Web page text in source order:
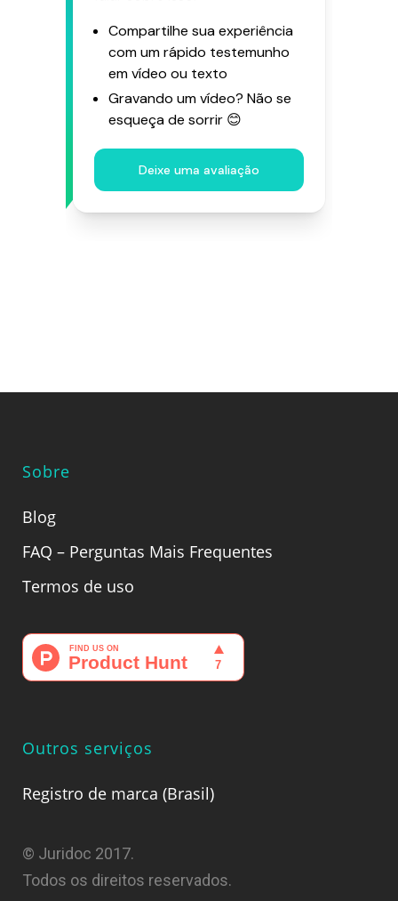
Sobre
Blog
FAQ – Perguntas Mais Frequentes
Termos de uso
Outros serviços
Registro de marca (Brasil)
© Juridoc 2017.
Todos os direitos reservados.